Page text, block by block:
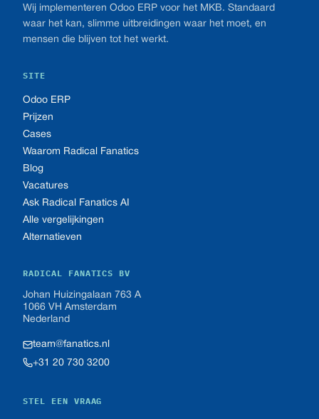
Wij implementeren Odoo ERP voor het MKB. Standaard
waar het kan, slimme uitbreidingen waar het moet, en
mensen die blijven tot het werkt.
SITE
Odoo ERP
Prijzen
Cases
Waarom Radical Fanatics
Blog
Vacatures
Ask Radical Fanatics AI
Alle vergelijkingen
Alternatieven
RADICAL FANATICS BV
Johan Huizingalaan 763 A
1066 VH Amsterdam
Nederland
team@fanatics.nl
+31 20 730 3200
STEL EEN VRAAG